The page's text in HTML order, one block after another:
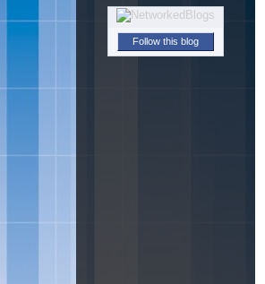
Follow this blog